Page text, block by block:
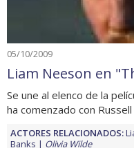
05/10/2009
Liam Neeson en
Se une al elenco de la
ha comenzado con
ACTORES RELACIONADOS:
Banks
Olivia Wilde